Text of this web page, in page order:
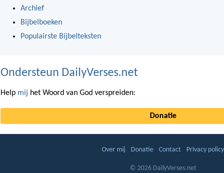
Archief
Bijbelboeken
Populairste Bijbelteksten
Ondersteun DailyVerses.net
Help mij het Woord van God verspreiden:
Donatie
Over mij Donatie Contact Privacy policy
© 2026 DailyVerses.net